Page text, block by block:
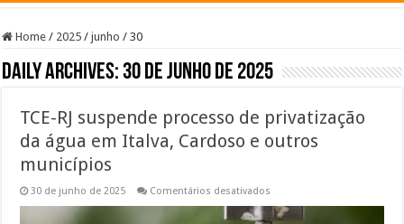
Home / 2025 / junho / 30
Daily Archives:30 de junho de 2025
TCE-RJ suspende processo de privatização
da água em Italva, Cardoso e outros
municípios
30 de junho de 2025 Comentários desativados
RJ